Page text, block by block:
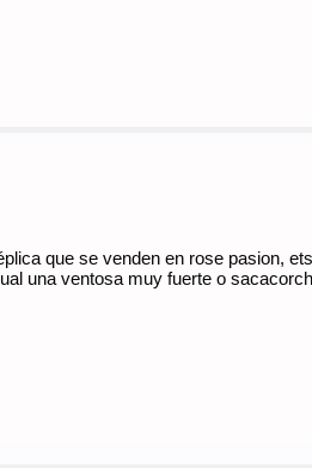
que se venden en rose pasion,
una ventosa muy fuerte o